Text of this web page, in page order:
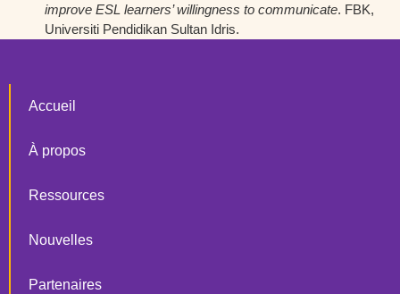
improve ESL learners’ willingness to communicate. FBK,
Universiti Pendidikan Sultan Idris.
Accueil
À propos
Ressources
Nouvelles
Partenaires